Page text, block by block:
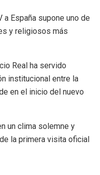
España supone uno de
y religiosos más
Real ha servido
institucional entre la
en el inicio del nuevo
un clima solemne y
la primera visita oficial